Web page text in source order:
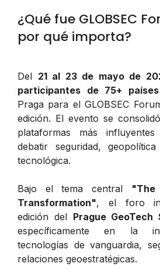
¿Qué fue GLOBSEC
por qué importa?
Del 21 al 23 de mayo de
participantes de 75+ países
Praga para el GLOBSEC
edición. El evento se
plataformas más
debatir seguridad,
tecnológica.
Bajo el tema central
"The
Transformation", el foro
edición del Prague GeoTech
específicamente en la
tecnologías de vanguardia,
relaciones geoestratégicas.